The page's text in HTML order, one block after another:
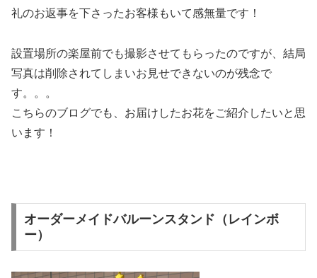
礼のお返事を下さったお客様もいて感無量です！
設置場所の楽屋前でも撮影させてもらったのですが、結局
写真は削除されてしまいお見せできないのが残念で
す。。。
こちらのブログでも、お届けしたお花をご紹介したいと思
います！
オーダーメイドバルーンスタンド（レインボ
ー）